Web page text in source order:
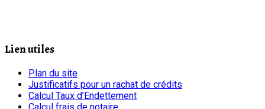
Lien utiles
Plan du site
Justificatifs pour un rachat de crédits
Calcul Taux d’Endettement